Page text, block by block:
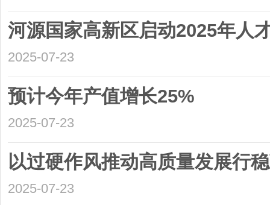
河源国家高新区启动2025年人
2025-07-23
预计今年产值增长25%
2025-07-23
以过硬作风推动高质量发展行
2025-07-23